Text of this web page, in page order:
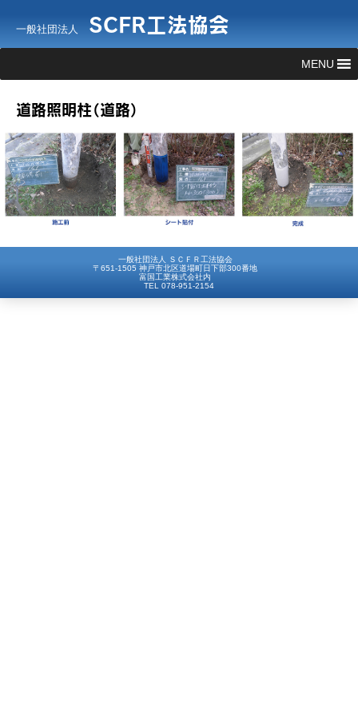
一般社団法人 SCFR工法協会
MENU
道路照明柱（道路）
一般社団法人 ＳＣＦＲ工法協会
〒651-1505 神戸市北区道場町日下部300番地
富国工業株式会社内
TEL 078-951-2154